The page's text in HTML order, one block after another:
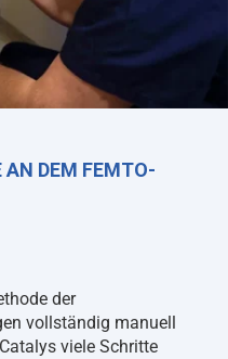
AN DEM FEMTO-
der
vollständig manuell
viele Schritte